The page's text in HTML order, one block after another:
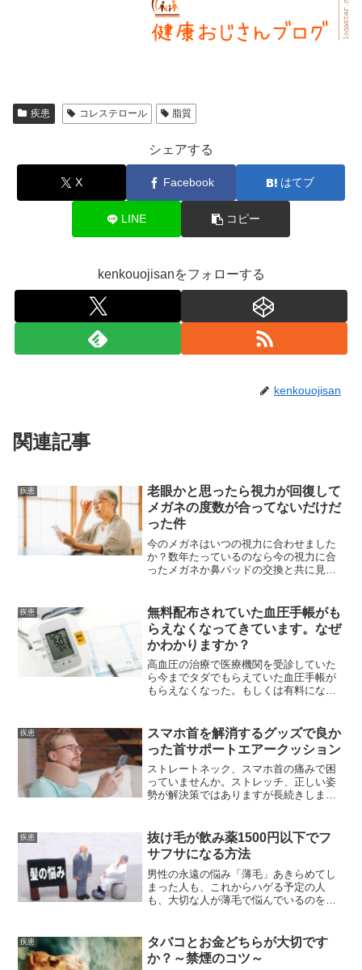
疾患 コレステロール 脂質
シェアする
X Facebook はてブ
LINE コピー
kenkouojisanをフォローする
kenkouojisan
関連記事
疾患
老眼かと思ったら視力が回復して
メガネの度数が合ってないだけだ
った件
今のメガネはいつの視力に合わせました
か？数年たっているのなら今の視力に合
ったメガネか鼻パッドの交換と共に見て
違いました。
疾患
無料配布されていた血圧手帳がも
らえなくなってきています。なぜ
かわかりますか？
高血圧の治療で医療機関を受診していた
ら今までタダでもらえていた血圧手帳が
もらえなくなった。もしくは有料になっ
疾患
スマホ首を解消するグッズで良か
った首サポートエアークッション
ストレートネック、スマホ首の痛みで困
っていませんか。ストレッチ、正しい姿
勢が解決策ではありますが長続きしませ
た。
疾患
抜け毛が飲み薬1500円以下でフ
サフサになる方法
男性の永遠の悩み「薄毛」あきらめてし
まった人も、これからハゲる予定の人
も、大切な人が薄毛で悩んでいるのを知
疾患
タバコとお金どちらが大切です
か？～禁煙のコツ～